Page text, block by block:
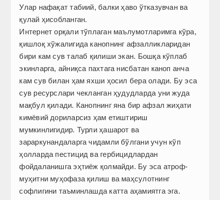
Улар нафақат табиий, балки ҳаво ўтказувчан ва
қулай ҳисобланган.
Интернет орқали тўплаган маълумотларимга кўра,
қишлоқ хўжалигида канопнинг афзалликларидан
бири кам сув талаб қилиши экан. Бошқа кўплаб
экинларга, айниқса пахтага нисбатан каноп анча
кам сув билан ҳам яхши ҳосил бера олади. Бу эса
сув ресурслари чекланган ҳудудларда уни жуда
мақбул қилади. Канопнинг яна бир афзал жиҳати
кимёвий дориларсиз ҳам етиштириш
мумкинлигидир. Турли ҳашарот ва
зараркунандаларга чидамли бўлгани учун кўп
ҳолларда пестицид ва гербицидлардан
фойдаланишга эҳтиёж қолмайди. Бу эса атроф-
муҳитни муҳофаза қилиш ва маҳсулотнинг
софлигини таъминлашда катта аҳамиятга эга.